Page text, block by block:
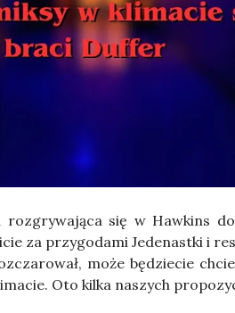
się w Haw­kins
za przy­go­da­mi Jede­nast­ki i
może będzie­cie
Oto kil­ka naszych